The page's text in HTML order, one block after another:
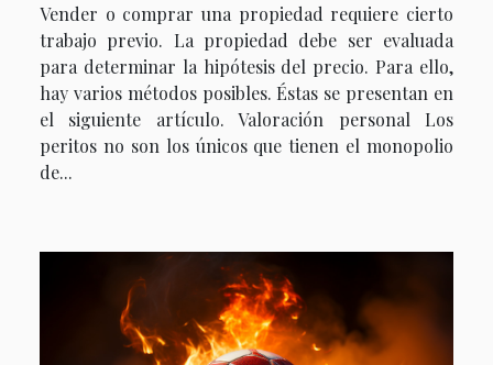
Vender o comprar una propiedad requiere cierto
trabajo previo. La propiedad debe ser evaluada
para determinar la hipótesis del precio. Para ello,
hay varios métodos posibles. Éstas se presentan en
el siguiente artículo. Valoración personal Los
peritos no son los únicos que tienen el monopolio
de...